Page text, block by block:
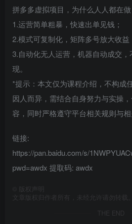
拼多多虚拟项目，为什么人人都在做
1.运营简单粗暴，快速出单见钱；
2.模式可复制化，矩阵多号放大收益
3.自动化无人运营，机器自动成交
现。
*提示：本文仅为课程介绍，不构成
因人而异，需结合自身努力与实操
容，同时严格遵守平台相关规则与
链接:
https://pan.baidu.com/s/
pwd=awdx 提取码: awdx
版权声明
文章版权归作者所有，未经允许请勿转载。
THE END